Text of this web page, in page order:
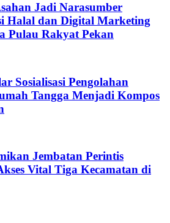
Jadi Narasumber
Halal dan Digital Marketing
Pulau Rakyat Pekan
Sosialisasi Pengolahan
Tangga Menjadi Kompos
Jembatan Perintis
Vital Tiga Kecamatan di